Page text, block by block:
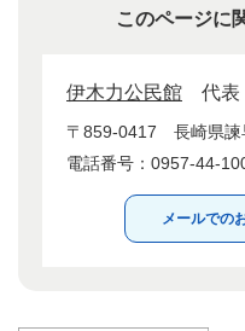
このページに
伊木力公民館 代表
〒859-0417
長崎県
電話番号：0957-44-
メールでの